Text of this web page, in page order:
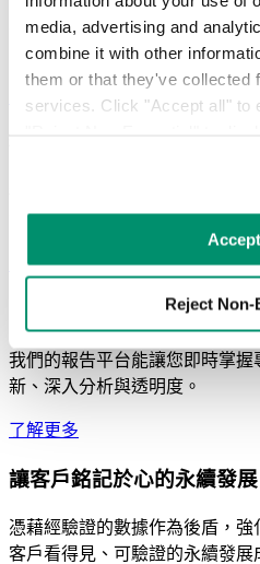
media, advertising and
combine it with other
them or that they've collected
services. Click "Accept all" to
preferences by toggling the
Privacy
Reject Non-
我們的即時數據與智能分析，
力，協助您優化各據點的營運
了解更多
彙整以及持續的績效支援，讓
了解更多
即時追蹤與效能可視化
我們的報告平台能讓您即時掌
新、深入分析與透明度。
了解更多
讓客戶銘記於心的永續發展
憑藉經驗證的數據作為後盾，強
客戶看得見、可驗證的永續發展